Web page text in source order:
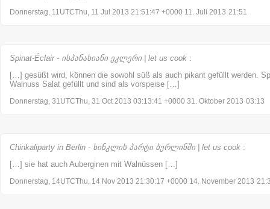
Donnerstag, 11UTCThu, 11 Jul 2013 21:51:47 +0000 11. Juli 2013 21:51
Spinat-Éclair - ისპანახიანი ეკლერი | let us cook :
[…] gesüßt wird, können die sowohl süß als auch pikant gefüllt werden.
Walnuss Salat gefüllt und sind als vorspeise […]
Donnerstag, 31UTCThu, 31 Oct 2013 03:13:41 +0000 31. Oktober 2013 03:13
Chinkaliparty in Berlin - ხინკლის პარტი ბერლინში | let us cook :
[…] sie hat auch Auberginen mit Walnüssen […]
Donnerstag, 14UTCThu, 14 Nov 2013 21:30:17 +0000 14. November 2013